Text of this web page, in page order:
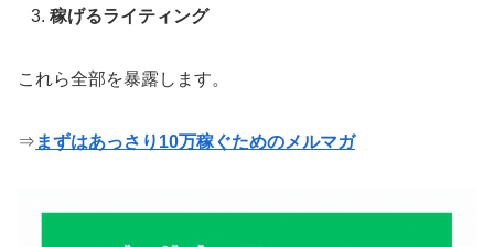
稼げるライティング
これら全部を暴露します。
⇒ まずはあっさり10万稼ぐためのメルマガ